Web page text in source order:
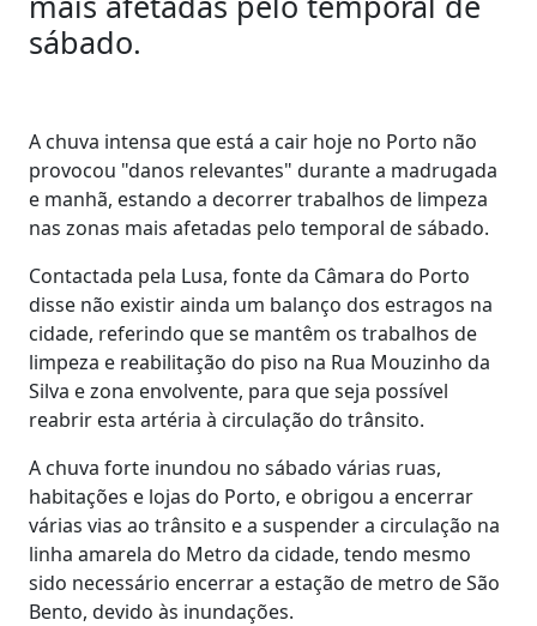
sábado.
A chuva intensa que está a cair hoje no Porto não
provocou "danos relevantes" durante a madrugada
e manhã, estando a decorrer trabalhos de limpeza
nas zonas mais afetadas pelo temporal de sábado.
Contactada pela Lusa, fonte da Câmara do Porto
disse não existir ainda um balanço dos estragos na
cidade, referindo que se mantêm os trabalhos de
limpeza e reabilitação do piso na Rua Mouzinho da
Silva e zona envolvente, para que seja possível
reabrir esta artéria à circulação do trânsito.
A chuva forte inundou no sábado várias ruas,
habitações e lojas do Porto, e obrigou a encerrar
várias vias ao trânsito e a suspender a circulação na
linha amarela do Metro da cidade, tendo mesmo
sido necessário encerrar a estação de metro de São
Bento, devido às inundações.